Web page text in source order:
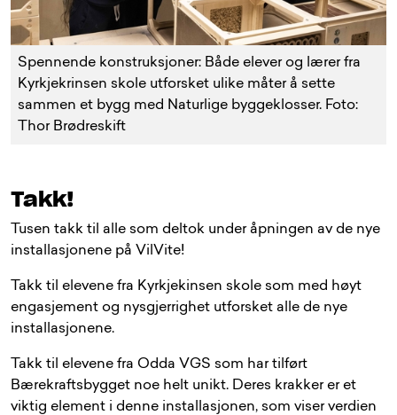
Spennende konstruksjoner: Både elever og lærer fra
Kyrkjekrinsen skole utforsket ulike måter å sette
sammen et bygg med Naturlige byggeklosser. Foto:
Thor Brødreskift
Takk!
Tusen takk til alle som deltok under åpningen av de nye
installasjonene på VilVite!
Takk til elevene fra Kyrkjekinsen skole som med høyt
engasjement og nysgjerrighet utforsket alle de nye
installasjonene.
Takk til elevene fra Odda VGS som har tilført
Bærekraftsbygget noe helt unikt. Deres krakker er et
viktig element i denne installasjonen, som viser verdien